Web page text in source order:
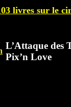
livres sur le
L’Attaque des
Pix’n Love